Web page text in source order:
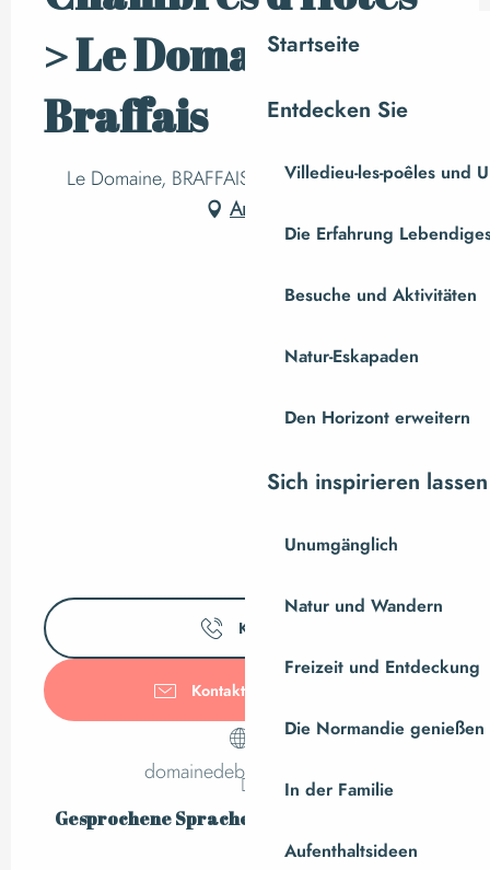
Startseite
Entdecken Sie
Villedieu-les-poêles und
Die Erfahrung
Besuche und Aktivitäten
Natur-Eskapaden
Den Horizont erweitern
Sich inspirieren lassen
Unumgänglich
Natur und Wandern
Freizeit und Entdeckung
Die Normandie genießen
In der Familie
Aufenthaltsideen
> Le Domaine de
Braffais
Le Domaine, BRAFFAIS, 50870 Sainte-Pience
Anfahrt
Kontakt
Kontaktieren Sie uns
domainedebraffais.free.fr
Gesprochene Sprachen
Gesprochene Sprachen